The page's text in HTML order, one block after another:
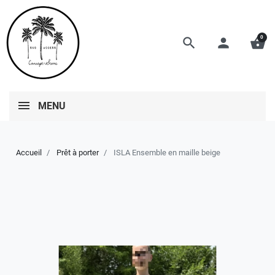
search person shopping_basket
0
MENU
Accueil Prêt à porter ISLA Ensemble en maille beige